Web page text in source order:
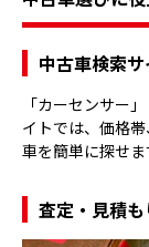
中古車検索
「カーセンサー
イトでは、価格
車を簡単に探せま
査定・見積